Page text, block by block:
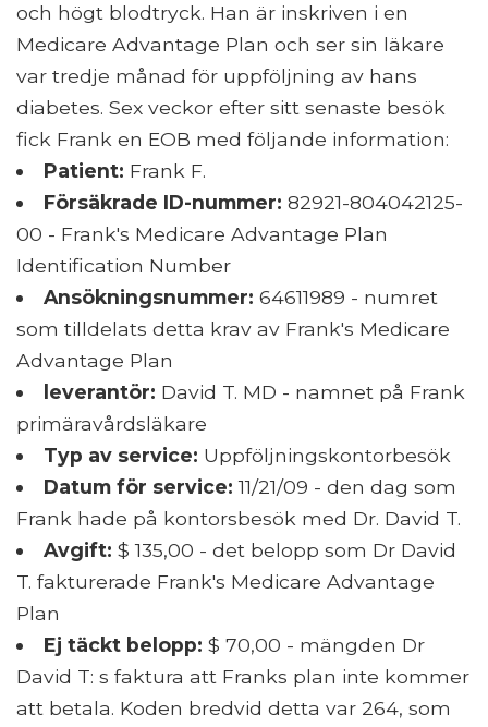
och högt blodtryck. Han är inskriven i en
Medicare Advantage Plan och ser sin läkare
var tredje månad för uppföljning av hans
diabetes. Sex veckor efter sitt senaste besök
fick Frank en EOB med följande information:
Patient: Frank F.
Försäkrade ID-nummer: 82921-804042125-
00 - Frank's Medicare Advantage Plan
Identification Number
Ansökningsnummer: 64611989 - numret
som tilldelats detta krav av Frank's Medicare
Advantage Plan
leverantör: David T. MD - namnet på Frank
primäravårdsläkare
Typ av service: Uppföljningskontorbesök
Datum för service: 11/21/09 - den dag som
Frank hade på kontorsbesök med Dr. David T.
Avgift: $ 135,00 - det belopp som Dr David
T. fakturerade Frank's Medicare Advantage
Plan
Ej täckt belopp: $ 70,00 - mängden Dr
David T: s faktura att Franks plan inte kommer
att betala. Koden bredvid detta var 264, som